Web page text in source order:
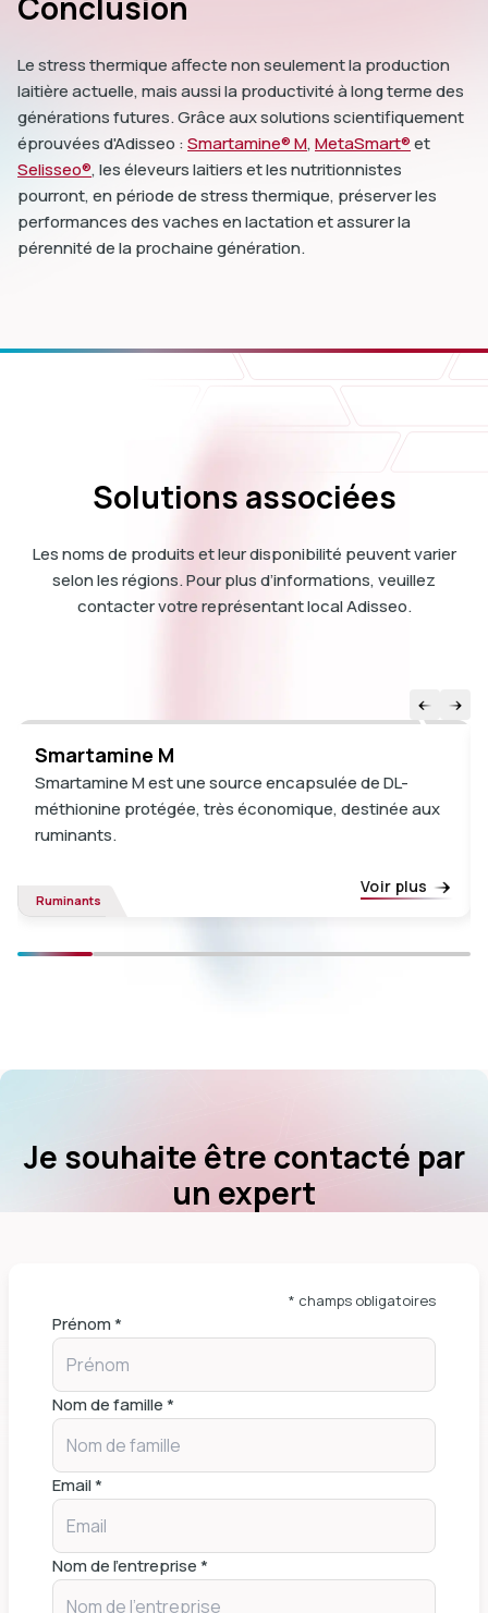
Le stress thermique affecte non seulement la production
laitière actuelle, mais aussi la productivité à long terme des
générations futures. Grâce aux solutions scientifiquement
éprouvées d'Adisseo :Smartamine® M,MetaSmart®et
Selisseo®, les éleveurs laitiers et les nutritionnistes
pourront, en période de stress thermique, préserver les
performances des vaches en lactation et assurer la
pérennité de la prochaine génération.
Solutions associées
Les noms de produits et leur disponibilité peuvent varier
selon les régions. Pour plus d’informations, veuillez
contacter votre représentant local Adisseo.
Smartamine M
Smartamine M est une source encapsulée de DL-
méthionine protégée, très économique, destinée aux
ruminants.
Voir plus
Ruminants
Je souhaite être contacté par
un expert
* champs obligatoires
Prénom *
Nom de famille *
Email *
Nom de l'entreprise *